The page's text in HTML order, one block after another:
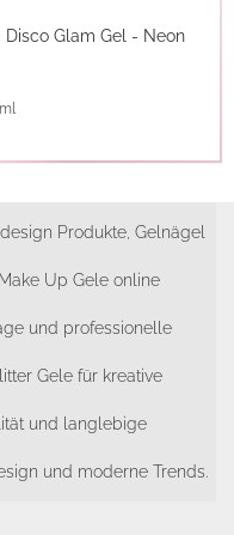
Disco Glam Gel - Neon
Produkte, Gelnägel
Up Gele online
und professionelle
Gele für kreative
und langlebige
und moderne Trends.